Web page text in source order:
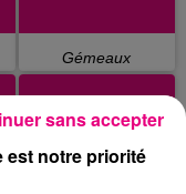
Gémeaux
est notre priorité
sans accepter